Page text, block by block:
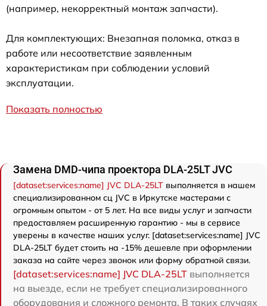
(например, некорректный монтаж запчасти).
Для комплектующих: Внезапная поломка, отказ в
работе или несоответствие заявленным
характеристикам при соблюдении условий
эксплуатации.
Показать полностью
Замена DMD-чипа проектора DLA-25LT JVC
[dataset:services:name] JVC DLA-25LT выполняется в нашем
специализированном сц JVC в Иркутске мастерами с
огромным опытом - от 5 лет. На все виды услуг и запчасти
предоставляем расширенную гарантию - мы в сервисе
уверены в качестве наших услуг. [dataset:services:name] JVC
DLA-25LT будет стоить на -15% дешевле при оформлении
заказа на сайте через звонок или форму обратной связи.
[dataset:services:name] JVC DLA-25LT выполняется
на выезде, если не требует специализированного
оборудования и сложного ремонта. В таких случаях